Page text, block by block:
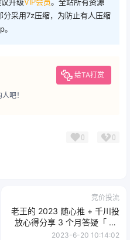
分采用7z压缩，为防止有人压缩
给TA打赏
吧！
0 0
竞价投流
老王的 2023 随心推 + 千川投
放心得分享 3 个月答疑「 59
节」
2023-6-20 10:14:02